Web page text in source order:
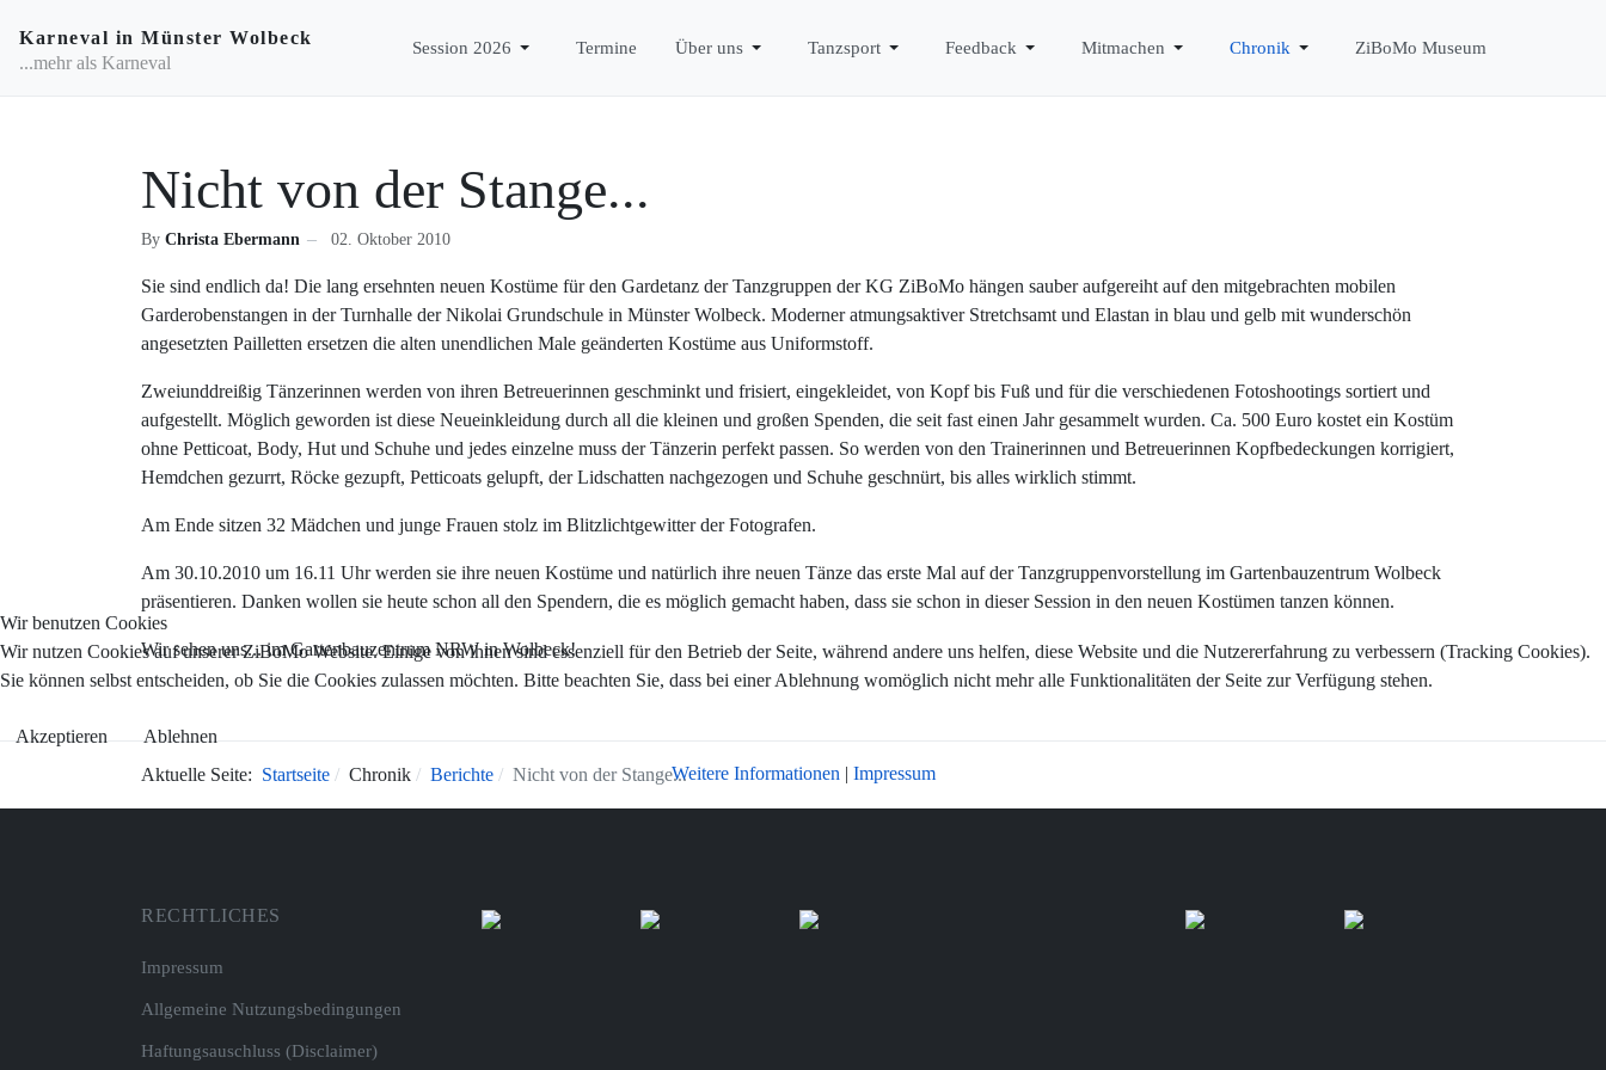
Karneval in Münster Wolbeck
...mehr als Karneval
Session 2026 Termine Über uns Tanzsport Feedback Mitmachen Chronik ZiBoMo Museum
Nicht von der Stange...
By Christa Ebermann 02. Oktober 2010
Sie sind endlich da! Die lang ersehnten neuen Kostüme für den Gardetanz der Tanzgruppen der KG ZiBoMo hängen sauber aufgereiht auf den mitgebrachten mobilen
Garderobenstangen in der Turnhalle der Nikolai Grundschule in Münster Wolbeck. Moderner atmungsaktiver Stretchsamt und Elastan in blau und gelb mit wunderschön
angesetzten Pailletten ersetzen die alten unendlichen Male geänderten Kostüme aus Uniformstoff.
Zweiunddreißig Tänzerinnen werden von ihren Betreuerinnen geschminkt und frisiert, eingekleidet, von Kopf bis Fuß und für die verschiedenen Fotoshootings sortiert und
aufgestellt. Möglich geworden ist diese Neueinkleidung durch all die kleinen und großen Spenden, die seit fast einen Jahr gesammelt wurden. Ca. 500 Euro kostet ein Kostüm
ohne Petticoat, Body, Hut und Schuhe und jedes einzelne muss der Tänzerin perfekt passen. So werden von den Trainerinnen und Betreuerinnen Kopfbedeckungen korrigiert,
Hemdchen gezurrt, Röcke gezupft, Petticoats gelupft, der Lidschatten nachgezogen und Schuhe geschnürt, bis alles wirklich stimmt.
Am Ende sitzen 32 Mädchen und junge Frauen stolz im Blitzlichtgewitter der Fotografen.
Am 30.10.2010 um 16.11 Uhr werden sie ihre neuen Kostüme und natürlich ihre neuen Tänze das erste Mal auf der Tanzgruppenvorstellung im Gartenbauzentrum Wolbeck
präsentieren. Danken wollen sie heute schon all den Spendern, die es möglich gemacht haben, dass sie schon in dieser Session in den neuen Kostümen tanzen können.
Wir sehen uns... im Gartenbauzentrum NRW in Wolbeck!
Aktuelle Seite: Startseite Chronik Berichte Nicht von der Stange...
RECHTLICHES
Impressum
Allgemeine Nutzungsbedingungen
Haftungsauschluss (Disclaimer)
Wir benutzen Cookies
Wir nutzen Cookies auf unserer ZiBoMo Website. Einige von ihnen sind essenziell für den Betrieb der Seite, während andere uns helfen, diese Website und die Nutzererfahrung zu verbessern (Tracking Cookies).
Sie können selbst entscheiden, ob Sie die Cookies zulassen möchten. Bitte beachten Sie, dass bei einer Ablehnung womöglich nicht mehr alle Funktionalitäten der Seite zur Verfügung stehen.
Akzeptieren
Ablehnen
Weitere Informationen | Impressum